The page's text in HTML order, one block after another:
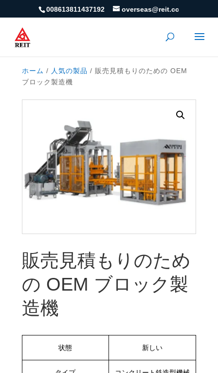
008613811437192 overseas@reit.cc
ホーム / 人気の製品 / 販売見積もりの​​ための OEM
ブロック製造機
販売見積もりの​​ため
の OEM ブロック製
造機
状態 新しい